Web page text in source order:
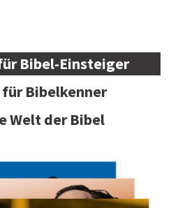
Bibel-Einsteiger
Bibelkenner
Welt der Bibel